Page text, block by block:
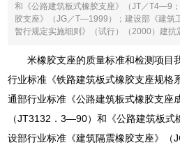
和《公路建筑板式橡胶支座》（JT／T4—9
胶支座》（JG／T—1999）；建设部《建筑
暂行规定实施细则》（试行）（2000）建抗
米橡胶支座的质量标准和检测项目
行业标准《铁路建筑板式橡胶支座规
通部行业标准《公路建筑板式橡胶支座
（JT3132．3—90）和《公路建筑板
设部行业标准《建筑隔震橡胶支座》